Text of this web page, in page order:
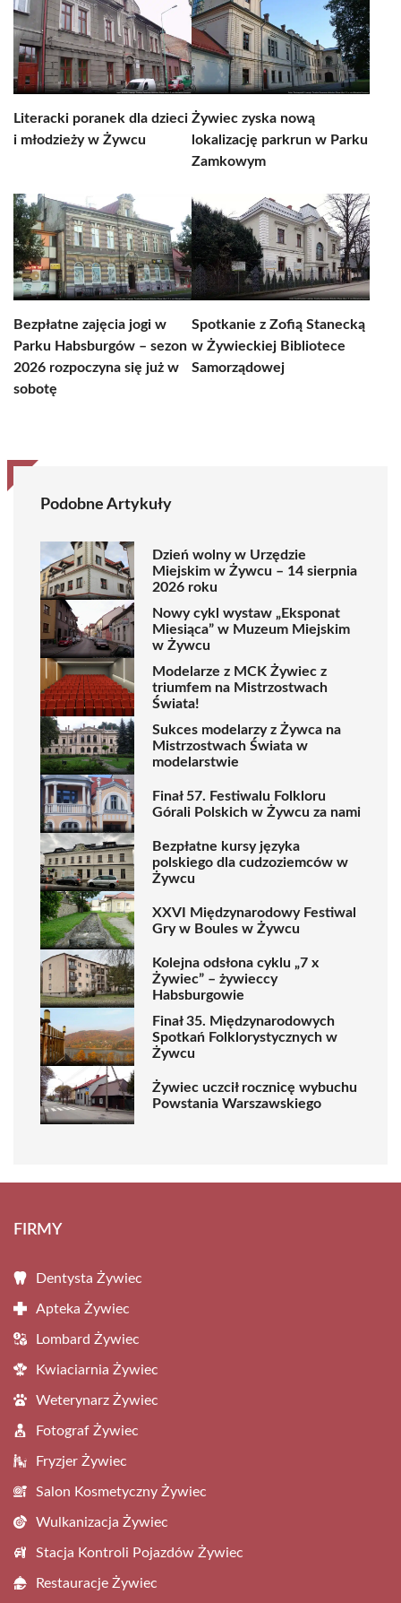
Literacki poranek dla dzieci
i młodzieży w Żywcu
Żywiec zyska nową
lokalizację parkrun w Parku
Zamkowym
Bezpłatne zajęcia jogi w
Parku Habsburgów – sezon
2026 rozpoczyna się już w
sobotę
Spotkanie z Zofią Stanecką
w Żywieckiej Bibliotece
Samorządowej
Podobne Artykuły
Dzień wolny w Urzędzie
Miejskim w Żywcu – 14 sierpnia
2026 roku
Nowy cykl wystaw „Eksponat
Miesiąca” w Muzeum Miejskim
w Żywcu
Modelarze z MCK Żywiec z
triumfem na Mistrzostwach
Świata!
Sukces modelarzy z Żywca na
Mistrzostwach Świata w
modelarstwie
Finał 57. Festiwalu Folkloru
Górali Polskich w Żywcu za nami
Bezpłatne kursy języka
polskiego dla cudzoziemców w
Żywcu
XXVI Międzynarodowy Festiwal
Gry w Boules w Żywcu
Kolejna odsłona cyklu „7 x
Żywiec” – żywieccy
Habsburgowie
Finał 35. Międzynarodowych
Spotkań Folklorystycznych w
Żywcu
Żywiec uczcił rocznicę wybuchu
Powstania Warszawskiego
FIRMY
Dentysta Żywiec
Apteka Żywiec
Lombard Żywiec
Kwiaciarnia Żywiec
Weterynarz Żywiec
Fotograf Żywiec
Fryzjer Żywiec
Salon Kosmetyczny Żywiec
Wulkanizacja Żywiec
Stacja Kontroli Pojazdów Żywiec
Restauracje Żywiec